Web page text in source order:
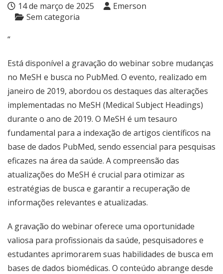
14 de março de 2025
Emerson
Sem categoria
“
Está disponível a gravação do webinar sobre mudanças
no MeSH e busca no PubMed. O evento, realizado em
janeiro de 2019, abordou os destaques das alterações
implementadas no MeSH (Medical Subject Headings)
durante o ano de 2019. O MeSH é um tesauro
fundamental para a indexação de artigos científicos na
base de dados PubMed, sendo essencial para pesquisas
eficazes na área da saúde. A compreensão das
atualizações do MeSH é crucial para otimizar as
estratégias de busca e garantir a recuperação de
informações relevantes e atualizadas.
A gravação do webinar oferece uma oportunidade
valiosa para profissionais da saúde, pesquisadores e
estudantes aprimorarem suas habilidades de busca em
bases de dados biomédicas. O conteúdo abrange desde